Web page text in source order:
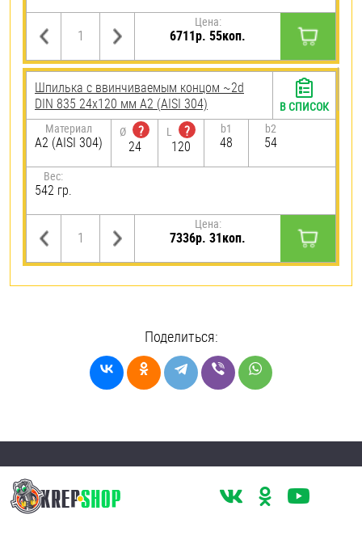
Цена:
6711р. 55коп.
Шпилька c ввинчиваемым концом ~2d
DIN 835 24х120 мм А2 (AISI 304)
Материал
А2 (AISI 304)
Ø
?
24
L
?
120
b1
48
b2
54
Вес:
542 гр.
Цена:
7336р. 31коп.
В СПИСОК
Поделиться: